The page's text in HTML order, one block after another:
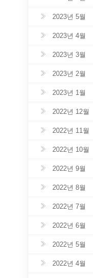
2023년 5월
2023년 4월
2023년 3월
2023년 2월
2023년 1월
2022년 12월
2022년 11월
2022년 10월
2022년 9월
2022년 8월
2022년 7월
2022년 6월
2022년 5월
2022년 4월